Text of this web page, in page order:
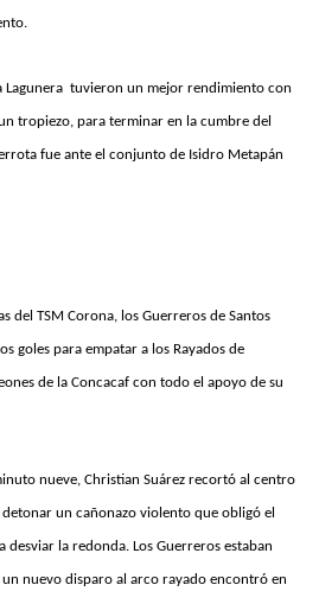
Lagunera tuvieron un mejor rendimiento con
tropiezo, para terminar en la cumbre del
fue ante el conjunto de Isidro Metapán
del TSM Corona, los Guerreros de Santos
goles para empatar a los Rayados de
de la Concacaf con todo el apoyo de su
nueve, Christian Suárez recortó al centro
un cañonazo violento que obligó el
desviar la redonda. Los Guerreros estaban
nuevo disparo al arco rayado encontró en